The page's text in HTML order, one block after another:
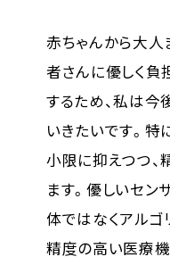
赤ちゃんから大人
者さんに優しく
するため、私は今
いきたいです。
小限に抑えつつ
ます。優しいセン
体ではなくアル
精度の高い医療